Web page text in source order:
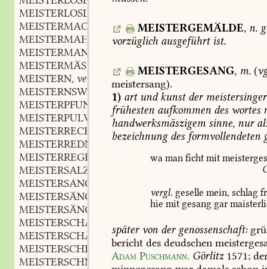
MEISTERLOSLICH
MEISTERMACHER
,m.
MEISTERMAHL
MEISTERMANN
MEISTERMÄSZIG
adj. und adv.
MEISTERN, verb.
MEISTERNSWEISE
,adv.
MEISTERPFUND
MEISTERPULVER
MEISTERRECHT
MEISTERREDNER
m.
MEISTERREGEL
MEISTERSALZ
MEISTERSANG
MEISTERSÄNGER
MEISTERSÄNGEREI
MEISTERSCHAFT
MEISTERSCHÄFTIG,adj.
MEISTERSCHIFF
MEISTERSCHNUR
f.
MEISTERGEMÄLDE, n.
vorzüglich ausgeführtist.
MEISTERGESANG, m. (
meistersang).
1) artundkunstder
frühesten aufkommen des wortes
handwerksmäszigem sinne, nur
bezeichnungdes formvollendeten
wa man ficht mit
vergl. geselle mein, schlag
hie mit gesang gar
spätervon dergenossenschaft:
bericht des deudschen
Adam Puschmann. Görlitz 1571;